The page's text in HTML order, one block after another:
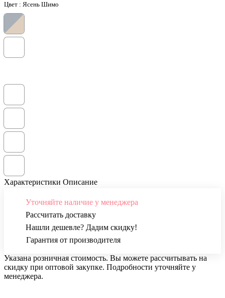
Цвет : Ясень Шимо
Характеристики Описание
Уточняйте наличие у менеджера
Рассчитать доставку
Нашли дешевле? Дадим скидку!
Гарантия от производителя
Указана розничная стоимость. Вы можете рассчитывать на
скидку при оптовой закупке. Подробности уточняйте у
менеджера.